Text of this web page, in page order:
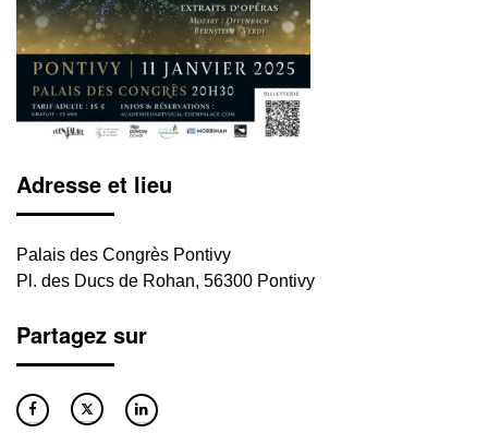
Adresse et lieu
Palais des Congrès Pontivy
Pl. des Ducs de Rohan, 56300 Pontivy
Partagez sur